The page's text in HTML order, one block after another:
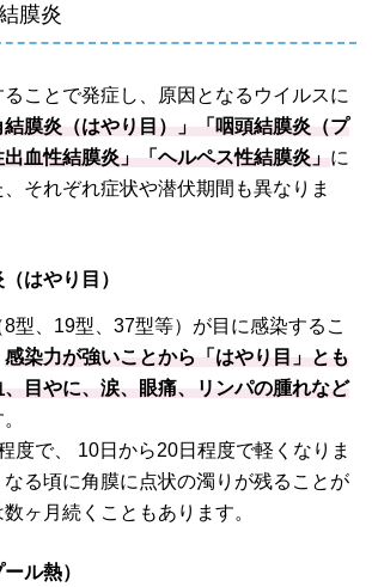
膜炎
ことで発症し、原因となるウイルスに
結膜炎（はやり目）」「咽頭結膜炎（プ
血性結膜炎」「ヘルペス性結膜炎」 に
それぞれ症状や潜伏期間も異なりま
はやり目）
型、19型、37型等）が目に感染するこ
感染力が強いことから「はやり目」とも
目やに、涙、眼痛、リンパの腫れなど
度で、 10日から20日程度で軽くなりま
る頃に角膜に点状の濁りが残ることが
ヶ月続くこともあります。
ル熱）